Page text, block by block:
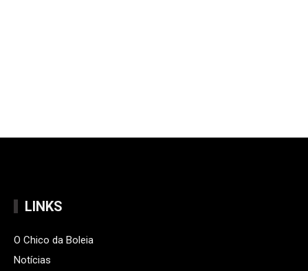
LINKS
O Chico da Boleia
Notícias